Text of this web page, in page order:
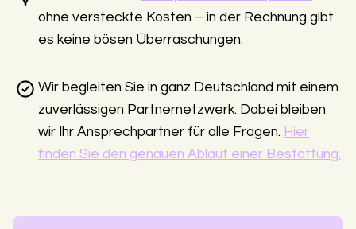
ohne versteckte Kosten – in der Rechnung gibt
es keine bösen Überraschungen.
Wir begleiten Sie in ganz Deutschland mit einem
zuverlässigen Partnernetzwerk. Dabei bleiben
wir Ihr Ansprechpartner für alle Fragen. Hier
finden Sie den genauen Ablauf einer Bestattung.